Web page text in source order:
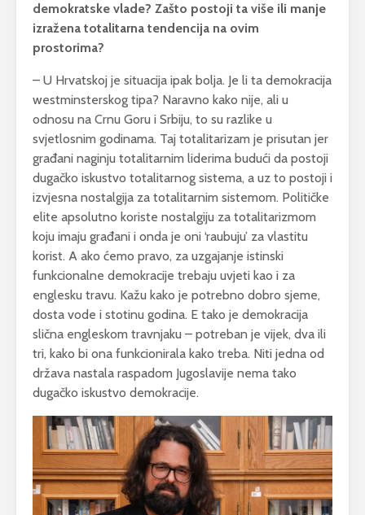
demokratske vlade? Zašto postoji ta više ili manje
izražena totalitarna tendencija na ovim
prostorima?
– U Hrvatskoj je situacija ipak bolja. Je li ta demokracija
westminsterskog tipa? Naravno kako nije, ali u
odnosu na Crnu Goru i Srbiju, to su razlike u
svjetlosnim godinama. Taj totalitarizam je prisutan jer
građani naginju totalitarnim liderima budući da postoji
dugačko iskustvo totalitarnog sistema, a uz to postoji i
izvjesna nostalgija za totalitarnim sistemom. Političke
elite apsolutno koriste nostalgiju za totalitarizmom
koju imaju građani i onda je oni ‘raubuju’ za vlastitu
korist. A ako ćemo pravo, za uzgajanje istinski
funkcionalne demokracije trebaju uvjeti kao i za
englesku travu. Kažu kako je potrebno dobro sjeme,
dosta vode i stotinu godina. E tako je demokracija
slična engleskom travnjaku – potreban je vijek, dva ili
tri, kako bi ona funkcionirala kako treba. Niti jedna od
država nastala raspadom Jugoslavije nema tako
dugačko iskustvo demokracije.